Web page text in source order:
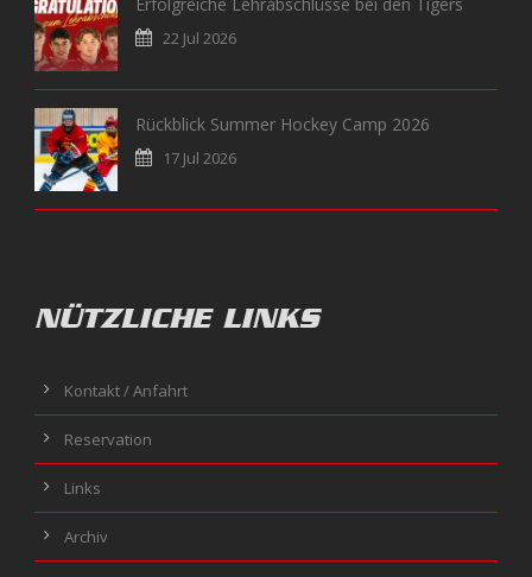
22 Jul 2026
Rückblick Summer Hockey Camp 2026
17 Jul 2026
NÜTZLICHE LINKS
Kontakt / Anfahrt
Reservation
Links
Archiv